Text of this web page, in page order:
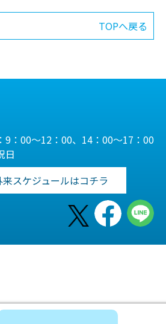
TOPへ戻る
9：00～12：00、14：00～17：00
日
来スケジュールはコチラ